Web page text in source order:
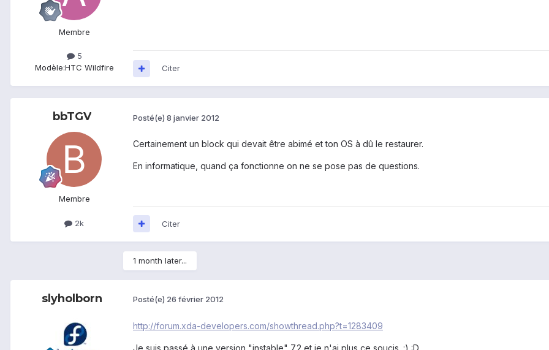
Membre
5
Modèle:HTC Wildfire Citer
bbTGV
Membre
2k
Posté(e) 8 janvier 2012
Certainement un block qui devait être abimé et ton OS à dû le restaurer.
En informatique, quand ça fonctionne on ne se pose pas de questions.
Citer
1 month later...
slyholborn Posté(e) 26 février 2012
http://forum.xda-developers.com/showthread.php?t=1283409
Je suis passé à une version "instable" 7.2 et je n'ai plus ce soucis. :) :D